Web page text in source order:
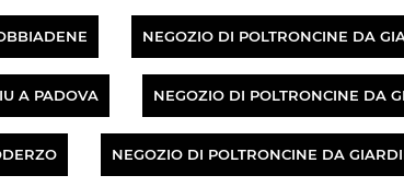
NEGOZIO DI POLTRONCINE DA
A PADOVA NEGOZIO DI POLTRONCINE DA
NEGOZIO DI POLTRONCINE DA